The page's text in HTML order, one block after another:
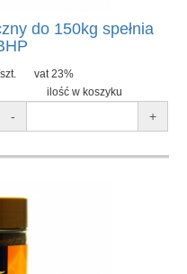
do 150kg spełnia
vat 23%
ilość w koszyku
- +